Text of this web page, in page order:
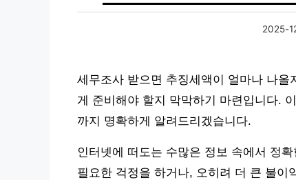
2025-
세무조사 받으면 추징세액이 얼마나 나
게 준비해야 할지 막막하기 마련입니다.
까지 명확하게 알려드리겠습니다.
인터넷에 떠도는 수많은 정보 속에서 정
필요한 걱정을 하거나, 오히려 더 큰 불이